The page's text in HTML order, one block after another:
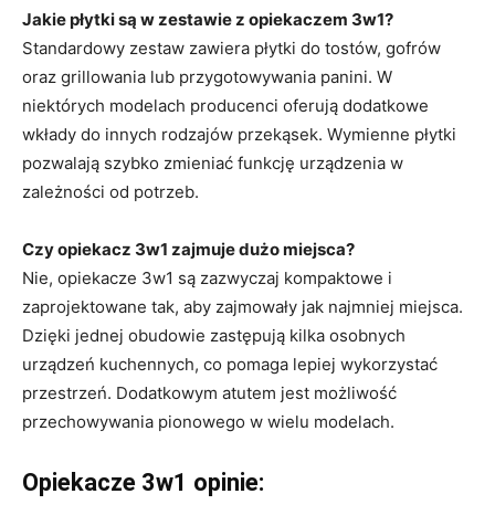
Jakie płytki są w zestawie z opiekaczem 3w1?
Standardowy zestaw zawiera płytki do tostów, gofrów
oraz grillowania lub przygotowywania panini. W
niektórych modelach producenci oferują dodatkowe
wkłady do innych rodzajów przekąsek. Wymienne płytki
pozwalają szybko zmieniać funkcję urządzenia w
zależności od potrzeb.
Czy opiekacz 3w1 zajmuje dużo miejsca?
Nie, opiekacze 3w1 są zazwyczaj kompaktowe i
zaprojektowane tak, aby zajmowały jak najmniej miejsca.
Dzięki jednej obudowie zastępują kilka osobnych
urządzeń kuchennych, co pomaga lepiej wykorzystać
przestrzeń. Dodatkowym atutem jest możliwość
przechowywania pionowego w wielu modelach.
Opiekacze 3w1 opinie: